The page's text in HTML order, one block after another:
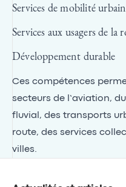
Services de mobilité
Services aux usagers de la
Développement durable
Ces compétences
secteurs de l’aviation,
fluvial, des transports
route, des services
villes.